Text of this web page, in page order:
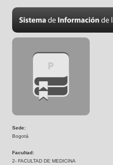
Sede:
Bogotá
Facultad:
2- FACULTAD DE MEDICINA